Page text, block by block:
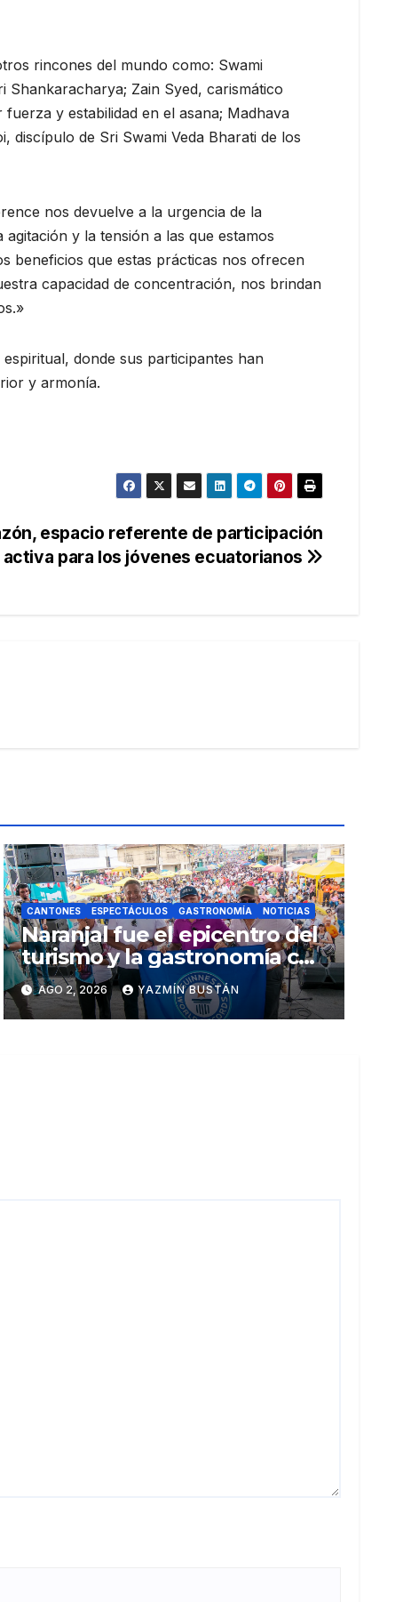
rincones del mundo como: Swami
Shankaracharya; Zain Syed, carismático
y estabilidad en el asana; Madhava
discípulo de Sri Swami Veda Bharati de los
nos devuelve a la urgencia de la
y la tensión a las que estamos
beneficios que estas prácticas nos ofrecen
capacidad de concentración, nos brindan
donde sus participantes han
y armonía.
espacio referente de participación
activa para los jóvenes ecuatorianos
CANTONES ESPECTÁCULOS GASTRONOMÍA NOTICIAS
Naranjal fue el epicentro del
turismo y la gastronomía con
el Festival del Cangrejo Rojo
2026
AGO 2, 2026 YAZMÍN BUSTÁN